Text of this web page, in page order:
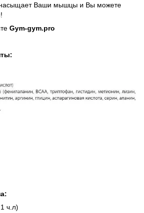
насыщает Ваши мышцы и Вы можете
Gym-gym.pro
ч.л)